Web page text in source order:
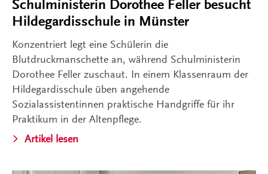
Schulministerin Dorothee Feller besucht
Hildegardisschule in Münster
Konzentriert legt eine Schülerin die
Blutdruckmanschette an, während Schulministerin
Dorothee Feller zuschaut. In einem Klassenraum der
Hildegardisschule üben angehende
Sozialassistentinnen praktische Handgriffe für ihr
Praktikum in der Altenpflege.
Artikel lesen